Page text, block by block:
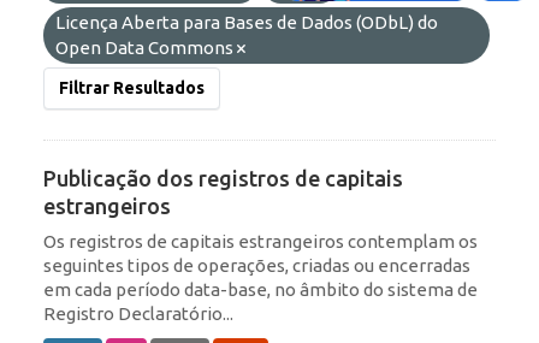
Licença Aberta para Bases de Dados (ODbL) do
Open Data Commons
Filtrar Resultados
Publicação dos registros de capitais
estrangeiros
Os registros de capitais estrangeiros contemplam os
seguintes tipos de operações, criadas ou encerradas
em cada período data-base, no âmbito do sistema de
Registro Declaratório...